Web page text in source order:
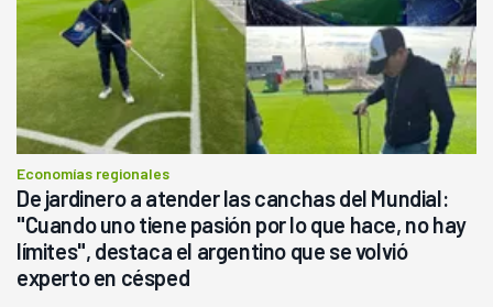
Economías regionales
De jardinero a atender las canchas del Mundial:
"Cuando uno tiene pasión por lo que hace, no hay
límites", destaca el argentino que se volvió
experto en césped